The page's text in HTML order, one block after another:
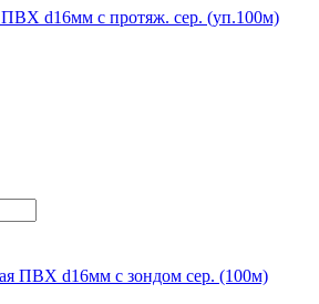
ПВХ d16мм с протяж. сер. (уп.100м)